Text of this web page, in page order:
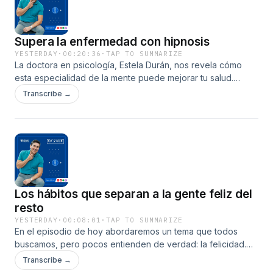
Instagram:
https://www.instagram.com/uforiapodcasts
Facebook:
https://www.facebook.com/uforiapodcasts
TikTok:
https://www.tiktok.com/@uforiapodcasts
Supera la enfermedad con hipnosis
YESTERDAY · 00:20:36 · TAP TO SUMMARIZE
La doctora en psicología, Estela Durán, nos revela cómo
esta especialidad de la mente puede mejorar tu salud.
¡Escúchalo para enterarte y sanar! Disfruta el podcast de
Por el Placer de Vivir con Cesar Lozano en Uforia App,
tus comentarios, suscríbete y cuéntanos cuáles otros temas
te gustaría oír en #porelplacerdevivir 🎧 La oferta más
grande de 🎙podcasts en español de EE UU está en
#uforiapodcasts
Transcribe →
Los hábitos que separan a la gente feliz del
resto
YESTERDAY · 00:08:01 · TAP TO SUMMARIZE
En el episodio de hoy abordaremos un tema que todos
buscamos, pero pocos entienden de verdad: la felicidad.
¿De qué depende y qué hacen diferente las personas que
parecen vivir con mayor plenitud?, junto a la escritora Rayo
Transcribe →